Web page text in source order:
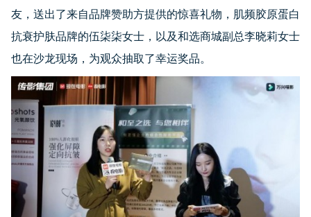
友，送出了来自品牌赞助方提供的惊喜礼物，肌频胶原蛋白
抗衰护肤品牌的伍柒柒女士，以及和选商城副总李晓莉女士
也在沙龙现场，为观众抽取了幸运奖品。